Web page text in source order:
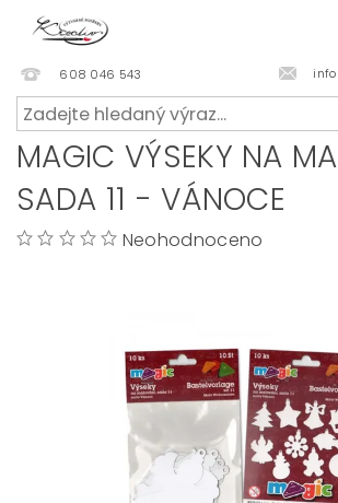
608 046 543
MAGIC VÝSEKY NA
SADA 11 - VÁNOCE
Neohodnoceno